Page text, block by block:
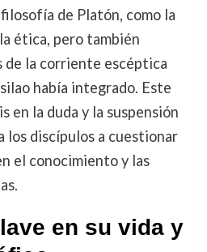
de Platón, como la
ética, pero también
de la corriente escéptica
había integrado. Este
en la duda y la suspensión
los discípulos a cuestionar
el conocimiento y las
en su vida y